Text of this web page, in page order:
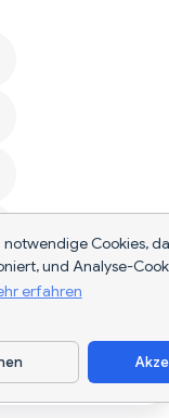
Cookies,
und Analyse-
erfahren
App herunterladen